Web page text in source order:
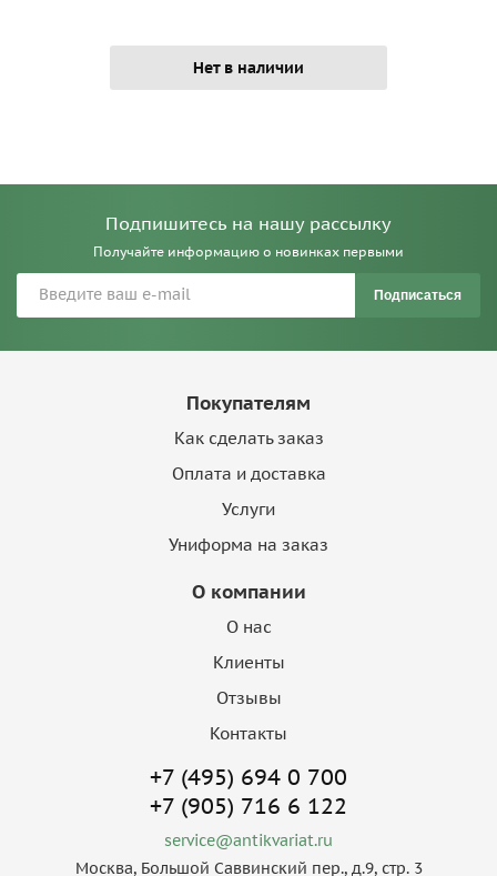
Нет в наличии
Подпишитесь на нашу рассылку
Получайте информацию о новинках первыми
Подписаться
Покупателям
Как сделать заказ
Оплата и доставка
Услуги
Униформа на заказ
О компании
О нас
Клиенты
Отзывы
Контакты
+7 (495) 694 0 700
+7 (905) 716 6 122
service@antikvariat.ru
Москва, Большой Саввинский пер., д.9, стр. 3